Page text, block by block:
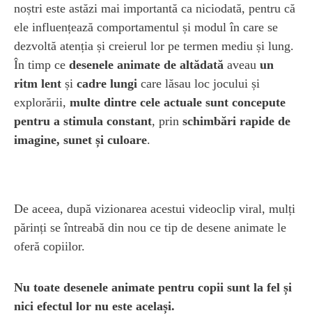
noștri este astăzi mai importantă ca niciodată, pentru că
ele influențează comportamentul și modul în care se
dezvoltă atenția și creierul lor pe termen mediu și lung.
În timp ce desenele animate de altădată aveau un
ritm lent și cadre lungi care lăsau loc jocului și
explorării, multe dintre cele actuale sunt concepute
pentru a stimula constant, prin schimbări rapide de
imagine, sunet și culoare.
De aceea, după vizionarea acestui videoclip viral, mulți
părinți se întreabă din nou ce tip de desene animate le
oferă copiilor.
Nu toate desenele animate pentru copii sunt la fel și
nici efectul lor nu este același.